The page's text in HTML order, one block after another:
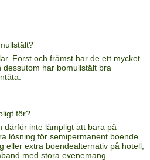
Först och främst har de ett mycket
har bomullstält bra
för?
därför inte lämpligt att bära på
lösning för semipermanent boende
eller extra boendealternativ på hotell,
med stora evenemang.